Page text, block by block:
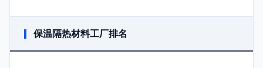
保温隔热材料工厂排名